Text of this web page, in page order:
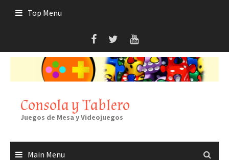
Top Menu
Consola y Tablero
Juegos de Mesa y Videojuegos
Main Menu